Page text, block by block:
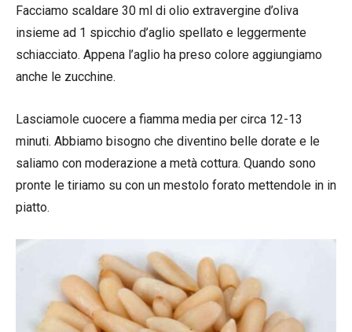
Facciamo scaldare 30 ml di olio extravergine d’oliva
insieme ad 1 spicchio d’aglio spellato e leggermente
schiacciato. Appena l’aglio ha preso colore aggiungiamo
anche le zucchine.
Lasciamole cuocere a fiamma media per circa 12-13
minuti. Abbiamo bisogno che diventino belle dorate e le
saliamo con moderazione a metà cottura. Quando sono
pronte le tiriamo su con un mestolo forato mettendole in in
piatto.